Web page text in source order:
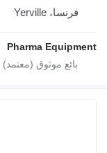
فرنسا، Yerville
Pharma Equipment